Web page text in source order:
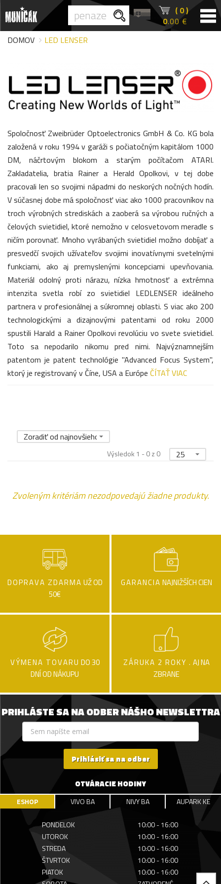
( 0 )
0.00 €
DOMOV
LED LENSER
Spoločnosť Zweibrüder Optoelectronics GmbH & Co. KG bola
založená v roku 1994 v garáži s počiatočným kapitálom 1000
DM, náčrtovým blokom a starým počítačom ATARI.
Zakladatelia, bratia Rainer a Herald Opolkovi, v tej dobe
pracovali len so svojimi nápadmi do neskorých nočných hodín.
V súčasnej dobe má spoločnosť viac ako 1000 pracovníkov na
troch výrobných strediskách a zaoberá sa výrobou ručných a
čelových svietidiel, ktoré nemožno v celosvetovom meradle s
ničím porovnať. Mnoho vyrábaných svietidiel možno dobíjať a
presvedčí svojich užívateľov svojimi inovatívnymi svetelnými
funkciami, ako aj premyslenými koncepciami upevňovania.
Materiál odolný proti nárazu, nízka hmotnosť a extrémna
intenzita svetla robí zo svietidiel LEDLENSER ideálneho
partnera v profesionálnej a súkromnej oblasti. S viac ako 200
technologickými a dizajnovými patentami od roku 2000
spustili Harald a Rainer Opolkovi revolúciu vo svete svietidiel.
Toto sa nepodarilo nikomu pred nimi. Najvýznamnejším
patentom je patent technológie "Advanced Focus System",
ktorý je registrovaný v Číne, USA a Európe ČÍTAŤ VIAC
Zoradiť od najnovšieho
Výsledok 1 - 0 z 0 25
Zvoleným kritériám nezodpovedajú žiadne produkty.
DOPRAVA ZDARMA UŽ OD
50€
GARANCIA NAJNIŽŠÍCH CIEN
VÝMENA TOVARU DO 30
DNÍ OD NÁKUPU
ZÁRUKA 2 ROKY . AJ NA
ZBRANE
PRIHLÁSTE SA NA ODBER NÁŠHO NEWSLETTRA
Prihlásiť sa na odber
OTVÁRACIE HODINY
ESHOP VIVO BA NIVY BA AUPARK KE
PONDELOK
10:00 - 16:00
UTOROK
10:00 - 16:00
STREDA
10:00 - 16:00
ŠTVRTOK
10:00 - 16:00
PIATOK
10:00 - 16:00